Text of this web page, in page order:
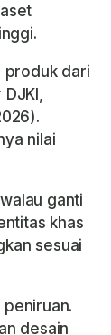
produk dari
nilai
ganti
khas
sesuai
desain